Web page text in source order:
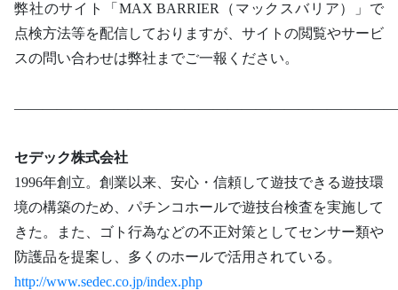
弊社のサイト「MAX BARRIER（マックスバリア）」で
点検方法等を配信しておりますが、サイトの閲覧やサービ
スの問い合わせは弊社までご一報ください。
セデック株式会社
1996年創立。創業以来、安心・信頼して遊技できる遊技環
境の構築のため、パチンコホールで遊技台検査を実施して
きた。また、ゴト行為などの不正対策としてセンサー類や
防護品を提案し、多くのホールで活用されている。
http://www.sedec.co.jp/index.php